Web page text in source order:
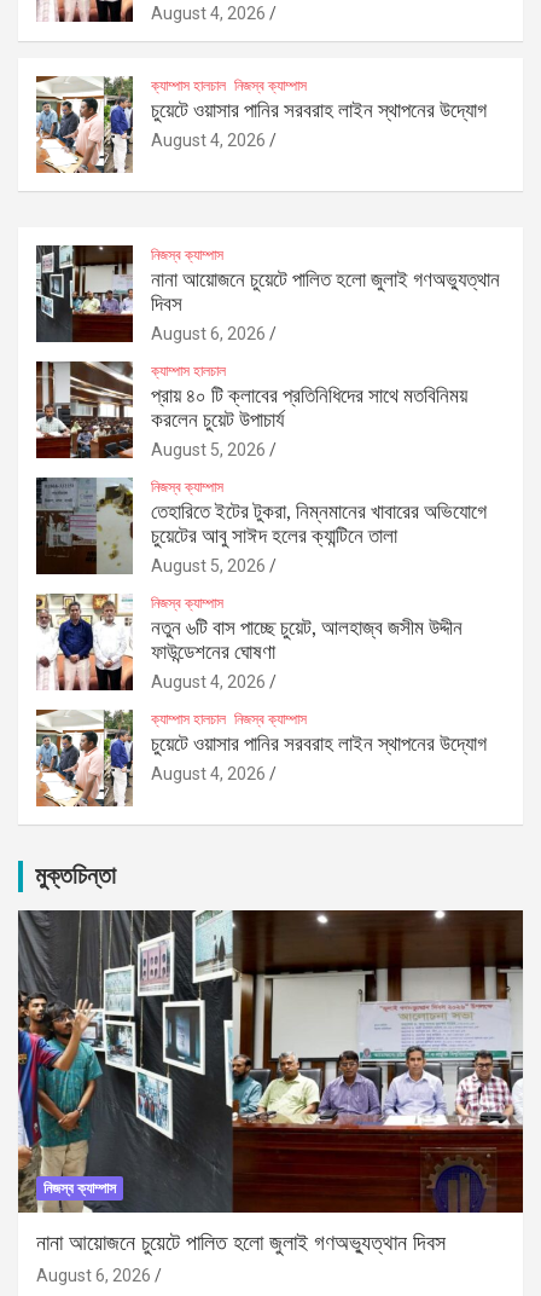
August 4, 2026
ক্যাম্পাস হালচাল নিজস্ব ক্যাম্পাস
চুয়েটে ওয়াসার পানির সরবরাহ লাইন স্থাপনের উদ্যোগ
August 4, 2026
নিজস্ব ক্যাম্পাস
নানা আয়োজনে চুয়েটে পালিত হলো জুলাই গণঅভ্যুত্থান
দিবস
August 6, 2026
ক্যাম্পাস হালচাল
প্রায় ৪০ টি ক্লাবের প্রতিনিধিদের সাথে মতবিনিময়
করলেন চুয়েট উপাচার্য
August 5, 2026
নিজস্ব ক্যাম্পাস
তেহারিতে ইটের টুকরা, নিম্নমানের খাবারের অভিযোগে
চুয়েটের আবু সাঈদ হলের ক্যান্টিনে তালা
August 5, 2026
নিজস্ব ক্যাম্পাস
নতুন ৬টি বাস পাচ্ছে চুয়েট, আলহাজ্ব জসীম উদ্দীন
ফাউন্ডেশনের ঘোষণা
August 4, 2026
ক্যাম্পাস হালচাল নিজস্ব ক্যাম্পাস
চুয়েটে ওয়াসার পানির সরবরাহ লাইন স্থাপনের উদ্যোগ
August 4, 2026
মুক্তচিন্তা
নিজস্ব ক্যাম্পাস
নানা আয়োজনে চুয়েটে পালিত হলো জুলাই গণঅভ্যুত্থান দিবস
August 6, 2026